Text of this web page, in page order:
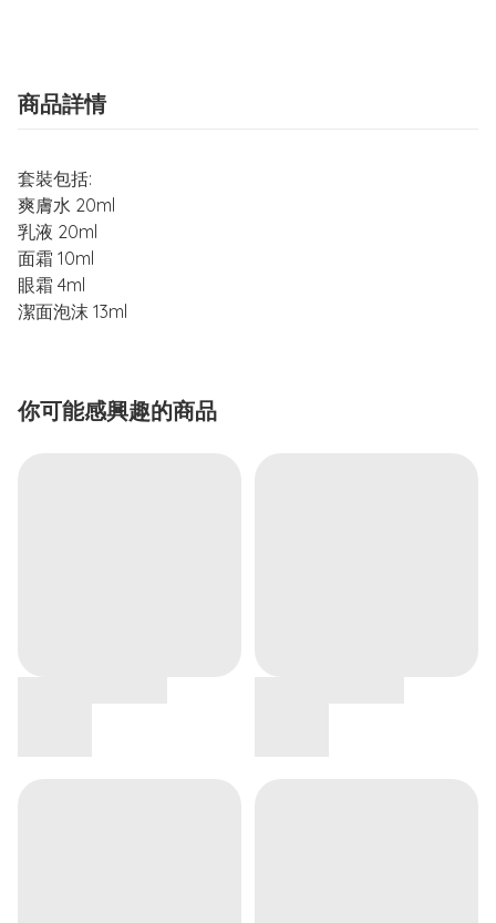
商品詳情
套裝包括:
爽膚水 20ml
乳液 20ml
面霜 10ml
眼霜 4ml
潔面泡沫 13ml
你可能感興趣的商品